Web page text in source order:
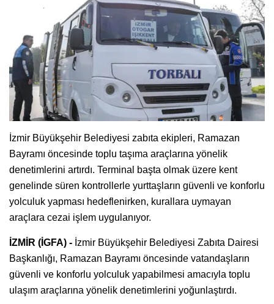
İzmir Büyükşehir Belediyesi zabıta ekipleri, Ramazan
Bayramı öncesinde toplu taşıma araçlarına yönelik
denetimlerini artırdı. Terminal başta olmak üzere kent
genelinde süren kontrollerle yurttaşların güvenli ve konforlu
yolculuk yapması hedeflenirken, kurallara uymayan
araçlara cezai işlem uygulanıyor.
İZMİR (İGFA) - İzmir Büyükşehir Belediyesi Zabıta Dairesi
Başkanlığı, Ramazan Bayramı öncesinde vatandaşların
güvenli ve konforlu yolculuk yapabilmesi amacıyla toplu
ulaşım araçlarına yönelik denetimlerini yoğunlaştırdı.